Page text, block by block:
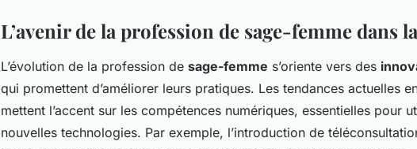
L’avenir de la profession de sage-femme dans
L’évolution de la profession de sage-femme s’oriente vers des
qui promettent d’améliorer leurs pratiques. Les tendances actuelles
mettent l’accent sur les compétences numériques, essentielles pour
nouvelles technologies. Par exemple, l’introduction de